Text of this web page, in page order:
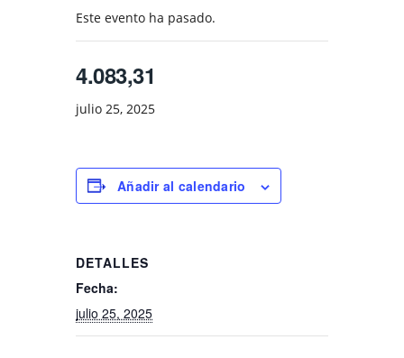
Este evento ha pasado.
4.083,31
julio 25, 2025
Añadir al calendario
DETALLES
Fecha:
julio 25, 2025